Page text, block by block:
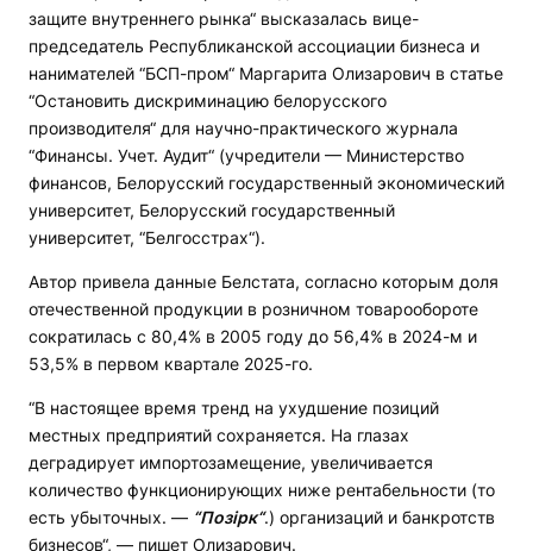
защите внутреннего рынка“ высказалась вице-
председатель Республиканской ассоциации бизнеса и
нанимателей “БСП-пром“ Маргарита Олизарович в статье
“Остановить дискриминацию белорусского
производителя“ для научно-практического журнала
“Финансы. Учет. Аудит“ (учредители — Министерство
финансов, Белорусский государственный экономический
университет, Белорусский государственный
университет, “Белгосстрах“).
Автор привела данные Белстата, согласно которым доля
отечественной продукции в розничном товарообороте
сократилась с 80,4% в 2005 году до 56,4% в 2024-м и
53,5% в первом квартале 2025-го.
“В настоящее время тренд на ухудшение позиций
местных предприятий сохраняется. На глазах
деградирует импортозамещение, увеличивается
количество функционирующих ниже рентабельности (то
есть убыточных. — “Позірк“.) организаций и банкротств
бизнесов“, — пишет Олизарович.